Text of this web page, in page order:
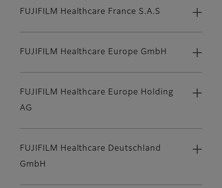
FUJIFILM Healthcare France S.A.S
FUJIFILM Healthcare Europe GmbH
FUJIFILM Healthcare Europe Holding
AG
FUJIFILM Healthcare Deutschland
GmbH